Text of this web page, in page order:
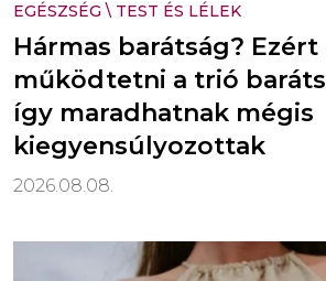
EGÉSZSÉG \ TEST ÉS LÉLEK
Hármas barátság?
működtetni a trió
így maradhatnak mégis
kiegyensúlyozottak
2026.08.08.